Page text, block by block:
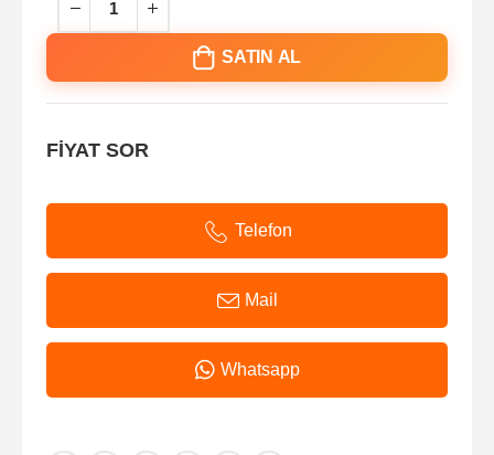
SATIN AL
FİYAT SOR
Telefon
Mail
Whatsapp